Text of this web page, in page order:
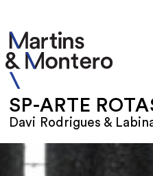
SP-ARTE
Davi Rodrigues &